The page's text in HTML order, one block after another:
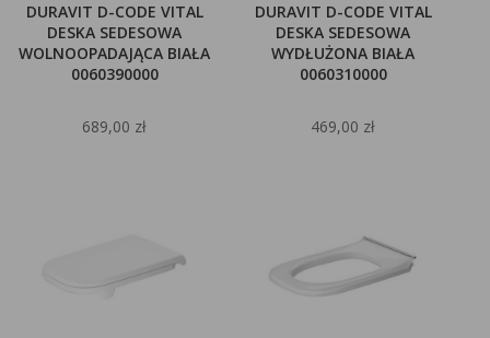
DURAVIT D-CODE VITAL
DESKA SEDESOWA
WOLNOOPADAJĄCA BIAŁA
0060390000
689,00 zł
DURAVIT D-CODE VITAL
DESKA SEDESOWA
WYDŁUŻONA BIAŁA
0060310000
469,00 zł